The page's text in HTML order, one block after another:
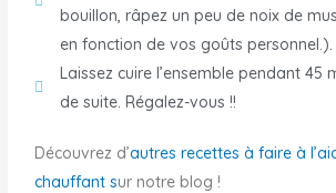
bouillon, râpez un peu de noix de
en fonction de vos goûts personnel.).
Laissez cuire l’ensemble pendant 45
de suite. Régalez-vous !!
Découvrez d’autres recettes à faire à
chauffant sur notre blog !